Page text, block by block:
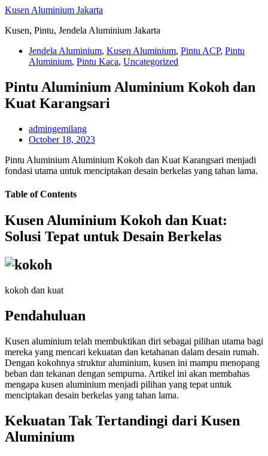
Skip
content
Kusen Aluminium Jakarta
Kusen, Pintu, Jendela Aluminium Jakarta
Jendela Aluminium, Kusen Aluminium, Pintu ACP, Pintu
Aluminium, Pintu Kaca, Uncategorized
Pintu Aluminium Aluminium Kokoh dan
Kuat Karangsari
admingemilang
October 18, 2023
Pintu Aluminium Aluminium Kokoh dan Kuat Karangsari menjadi
fondasi utama untuk menciptakan desain berkelas yang tahan lama.
Table of Contents
Kusen Aluminium Kokoh dan Kuat:
Solusi Tepat untuk Desain Berkelas
kokoh dan kuat
Pendahuluan
Kusen aluminium telah membuktikan diri sebagai pilihan utama bagi
mereka yang mencari kekuatan dan ketahanan dalam desain rumah.
Dengan kokohnya struktur aluminium, kusen ini mampu menopang
beban dan tekanan dengan sempurna. Artikel ini akan membahas
mengapa kusen aluminium menjadi pilihan yang tepat untuk
menciptakan desain berkelas yang tahan lama.
Kekuatan Tak Tertandingi dari Kusen
Aluminium